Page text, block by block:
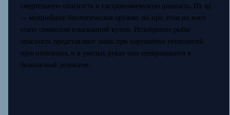
смертельную опасность и гастрономическую ценность. Их яд
— мощнейшее биологическое оружие, но при этом их мясо
стало символом изысканной кухни. Иглобрюхие рыбы
опасность представляют лишь при нарушении технологий
приготовления, и в умелых руках они превращаются в
безопасный деликатес.